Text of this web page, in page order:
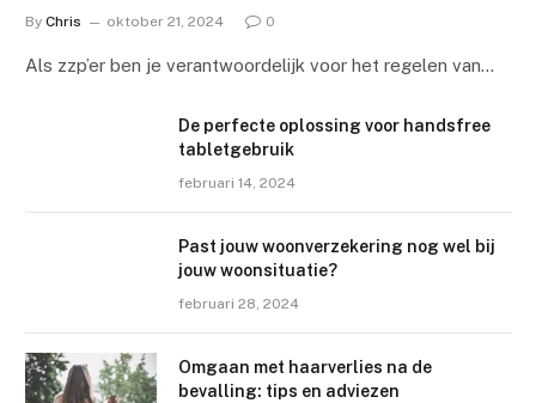
By Chris oktober 21, 2024 0
Als zzp’er ben je verantwoordelijk voor het regelen van…
De perfecte oplossing voor handsfree
tabletgebruik
februari 14, 2024
Past jouw woonverzekering nog wel bij
jouw woonsituatie?
februari 28, 2024
Omgaan met haarverlies na de
bevalling: tips en adviezen